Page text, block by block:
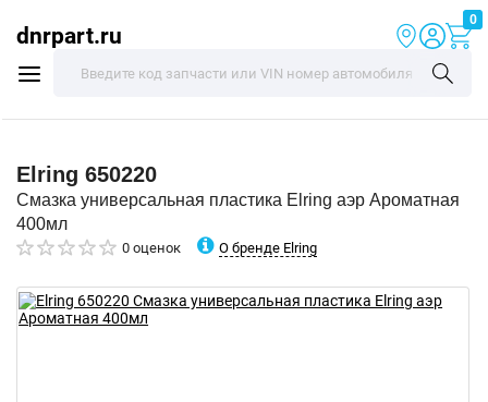
dnrpart.ru
0
Elring 650220
Смазка универсальная пластика Elring аэр Ароматная
400мл
0 оценок О бренде Elring